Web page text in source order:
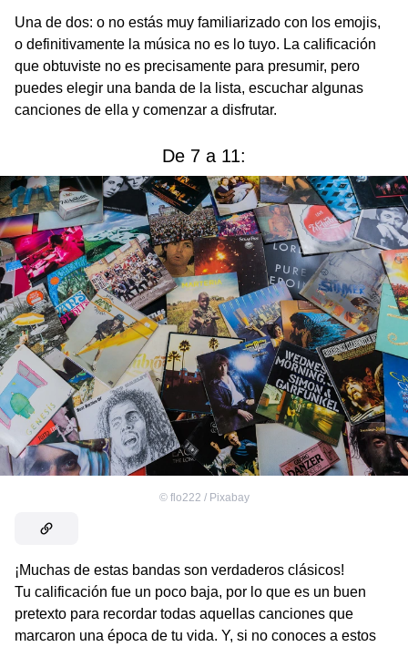
Una de dos: o no estás muy familiarizado con los emojis,
o definitivamente la música no es lo tuyo. La calificación
que obtuviste no es precisamente para presumir, pero
puedes elegir una banda de la lista, escuchar algunas
canciones de ella y comenzar a disfrutar.
De 7 a 11:
© flo222 / Pixabay
¡Muchas de estas bandas son verdaderos clásicos!
Tu calificación fue un poco baja, por lo que es un buen
pretexto para recordar todas aquellas canciones que
marcaron una época de tu vida. Y, si no conoces a estos